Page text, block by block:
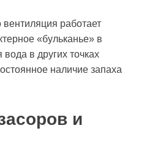
вентиляция работает
«бульканье» в
в других точках
наличие запаха
и